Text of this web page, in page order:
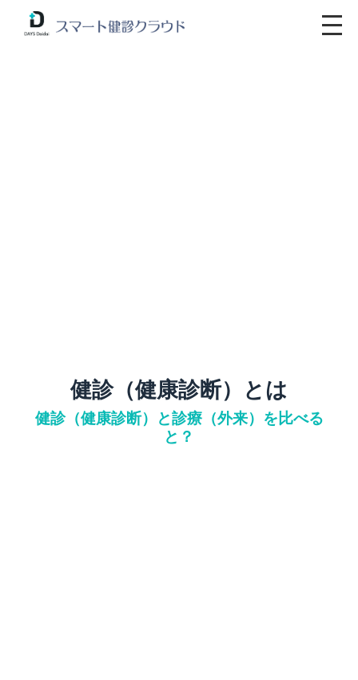
健診（健康診断）とは
健診（健康診断）と診療（外来）を比べる
と？